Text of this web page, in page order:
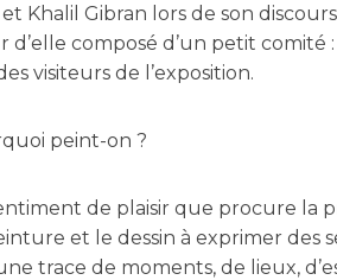
Khalil Gibran lors de son
d’elle composé d’un petit comité
visiteurs de l’exposition.
peint-on ?
de plaisir que procure la
et le dessin à exprimer des
trace de moments, de lieux,